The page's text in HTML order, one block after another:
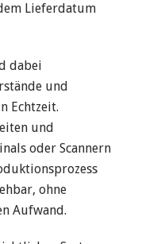
Lieferdatum
dabei
und
Echtzeit.
und
oder Scannern
ohne
Aufwand.